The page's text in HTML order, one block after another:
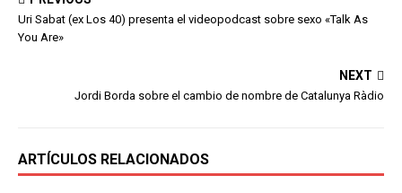
Uri Sabat (ex Los 40) presenta el videopodcast sobre sexo «Talk As
You Are»
NEXT
Jordi Borda sobre el cambio de nombre de Catalunya Ràdio
ARTÍCULOS RELACIONADOS